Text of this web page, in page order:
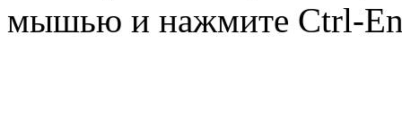
мышью и нажмите Ctrl-